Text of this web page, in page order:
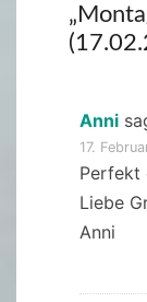
„
Anni
17.
Perfekt
Liebe
Anni